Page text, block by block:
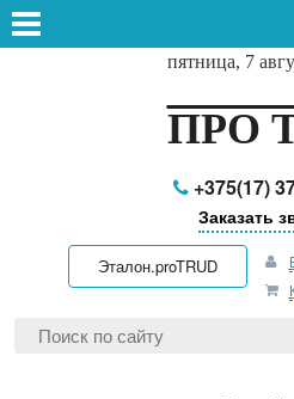
пятница, 7
ПРО
+375(17)
Заказать
Эталон.proTRUD